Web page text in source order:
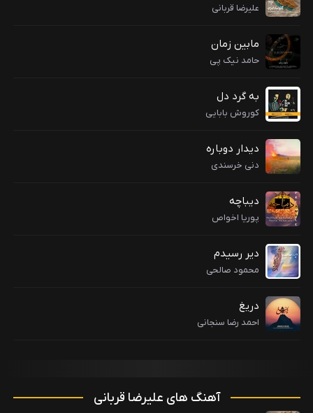
علیرضا قربانی
مابین زمان
حامد نیک پی
به گرد دل
کوروش بابایی
دیدار دوباره
دنی خرسندی
دیباچه
پوریا اخواص
دیر رسیدم
محمود صالحی
دریغ
احمد رضا سنجانی
آهنگ های علیرضا قربانی